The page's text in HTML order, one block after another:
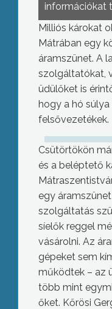
információkat
Milliós károkat
Mátrában egy
áramszünet. A
szolgáltatókat,
üdülőket is
hogy a hó
felsővezetékek.
Csütörtökön
és a beléptető
egy
szolgáltatás
síelők reggel
vásárolni. Az
gépeket sem
működtek – az
több mint
őket. Kőrösi